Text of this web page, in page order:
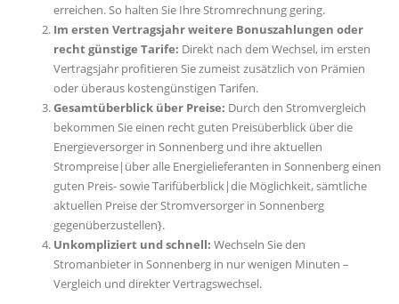
erreichen. So halten Sie Ihre Stromrechnung gering.
Im ersten Vertragsjahr weitere Bonuszahlungen oder
recht günstige Tarife: Direkt nach dem Wechsel, im ersten
Vertragsjahr profitieren Sie zumeist zusätzlich von Prämien
oder überaus kostengünstigen Tarifen.
Gesamtüberblick über Preise: Durch den Stromvergleich
bekommen Sie einen recht guten Preisüberblick über die
Energieversorger in Sonnenberg und ihre aktuellen
Strompreise|über alle Energielieferanten in Sonnenberg einen
guten Preis- sowie Tarifüberblick|die Möglichkeit, sämtliche
aktuellen Preise der Stromversorger in Sonnenberg
gegenüberzustellen}.
Unkompliziert und schnell: Wechseln Sie den
Stromanbieter in Sonnenberg in nur wenigen Minuten –
Vergleich und direkter Vertragswechsel.